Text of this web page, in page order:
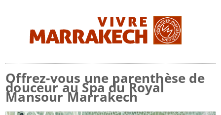
Offrez-vous une parenthèse de
douceur au Spa du Royal
Mansour Marrakech